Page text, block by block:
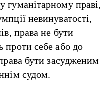
праві,
невинуватості,
права не бути
проти себе або до
бути засудженим
судом.